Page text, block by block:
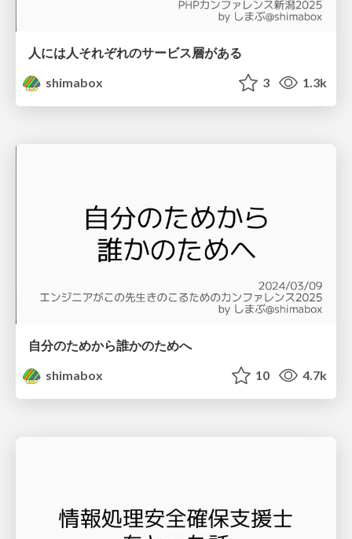
人には人それぞれのサービス層がある
shimabox
3 1.3k
自分のためから誰かのためへ
shimabox
10 4.7k